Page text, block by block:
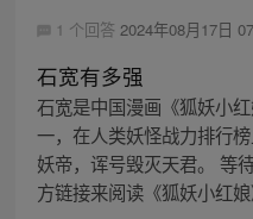
1 个回答 2024年08月17日
石宽有多强
石宽是中国漫画《狐妖小
一，在人类妖怪战力排行
妖帝，诨号毁灭天君。 等
方链接来阅读《狐妖小红